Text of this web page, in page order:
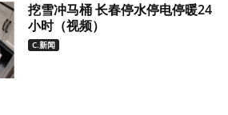
挖雪冲马桶 长春停水停电停暖24
小时（视频）
C.新闻